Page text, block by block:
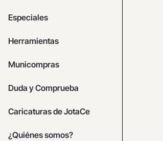
Especiales
Herramientas
Municompras
Duda y Comprueba
Caricaturas de JotaCe
¿Quiénes somos?